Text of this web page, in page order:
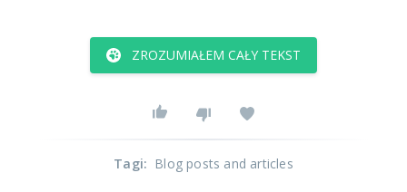
ZROZUMIAŁEM CAŁY TEKST
Tagi: Blog posts and articles